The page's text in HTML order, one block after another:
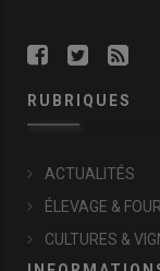
RUBRIQUES
ACTUALITÉS
ÉLEVAGE &
CULTURES &